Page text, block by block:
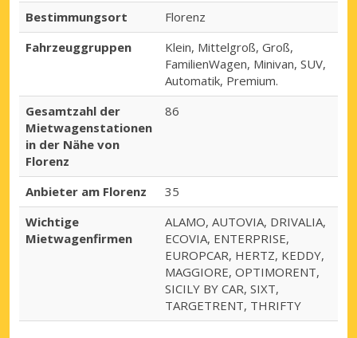
Bestimmungsort
Florenz
Fahrzeuggruppen
Klein, Mittelgroß, Groß,
FamilienWagen, Minivan, SUV,
Automatik, Premium.
Gesamtzahl der
Mietwagenstationen
in der Nähe von
Florenz
86
Anbieter am Florenz
35
Wichtige
Mietwagenfirmen
ALAMO, AUTOVIA, DRIVALIA,
ECOVIA, ENTERPRISE,
EUROPCAR, HERTZ, KEDDY,
MAGGIORE, OPTIMORENT,
SICILY BY CAR, SIXT,
TARGETRENT, THRIFTY